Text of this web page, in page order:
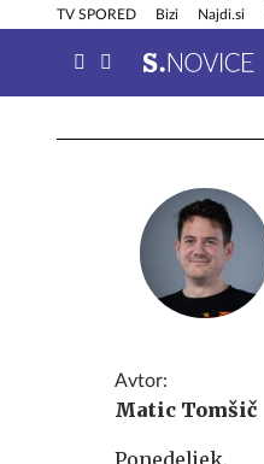
TV SPORED Bizi Najdi.si
Info in obvestila
Avtor:
Matic Tomšič
Ponedeljek,